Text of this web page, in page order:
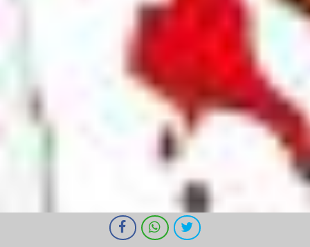
I cookie ci aiutano a fornire i nostri servizi. Utilizzando tali servizi,
accetti l'utilizzo dei cookie da parte nostra.